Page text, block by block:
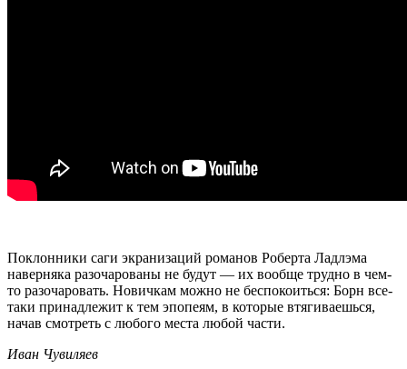
Поклонники саги экранизаций романов Роберта Ладлэма
наверняка разочарованы не будут — их вообще трудно в чем-
то разочаровать. Новичкам можно не беспокоиться: Борн все-
таки принадлежит к тем эпопеям, в которые втягиваешься,
начав смотреть с любого места любой части.
Иван Чувиляев